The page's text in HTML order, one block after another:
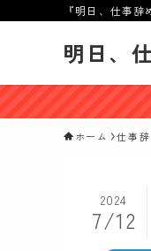
『明日、仕事
明日、
ホーム 仕事
2024
7/12